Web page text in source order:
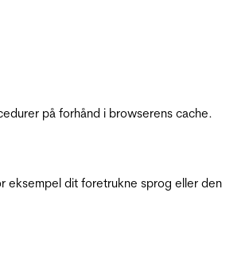
på forhånd i browserens cache.
eksempel dit foretrukne sprog eller den